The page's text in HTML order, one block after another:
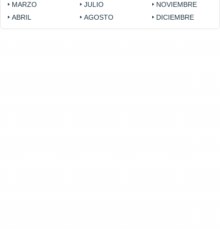
MARZO
ABRIL
JULIO
AGOSTO
NOVIEMBRE
DICIEMBRE